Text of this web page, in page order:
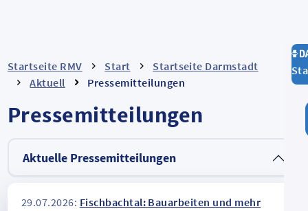
Startseite RMV Start
Startseite Darmstadt
Aktuell
Pressemitteilungen
Pressemitteilungen
Aktuelle Pressemitteilungen
29.07.2026: Fischbachtal: Bauarbeiten und mehr